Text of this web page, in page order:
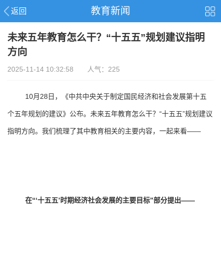
返回 教育新闻
未来五年教育怎么干？“十五五”规划建议指明
方向
2025-11-14 10:32:58 人气：225
10月28日， 《中共中央关于制定国民经济和社会发展第十五
个五年规划的建议》 公布。未来五年教育怎么干？“十五五”规划建议
指明方向。我们梳理了其中教育相关的主要内容，一起来看——
在“‘十五五’时期经济社会发展的主要目标”部分提出——